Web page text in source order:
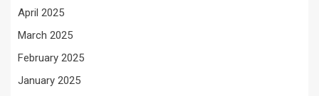
April 2025
March 2025
February 2025
January 2025